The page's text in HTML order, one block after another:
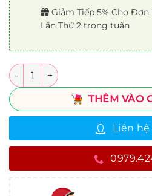
Giảm Tiếp 5% Cho Đơn
Lần Thứ 2 trong tuần
Số lượng
THÊM VÀO
Liên hệ